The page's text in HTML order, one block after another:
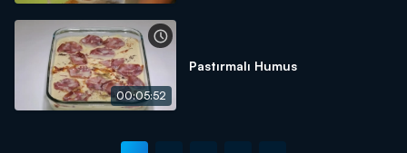
00:05:52
Pastırmalı Humus